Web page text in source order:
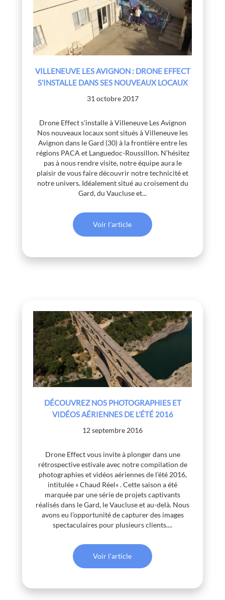
VILLENEUVE LES AVIGNON : DRONE EFFECT
S’INSTALLE DANS SES NOUVEAUX LOCAUX
31 octobre 2017
Drone Effect s’installe à Villeneuve Les Avignon
Nos nouveaux locaux sont situés à Villeneuve les
Avignon dans le Gard (30) à la frontière entre les
régions PACA et Languedoc-Roussillon. N’hésitez
pas à nous rendre visite, notre équipe aura le
plaisir de vous faire découvrir notre technicité et
notre univers. Idéalement situé au croisement du
Gard, du Vaucluse et...
Voir l'article
DÉCOUVREZ NOS PHOTOGRAPHIES ET
VIDÉOS AÉRIENNES DE L’ÉTÉ 2016
12 septembre 2016
Drone Effect vous invite à plonger dans une
rétrospective estivale avec notre compilation de
photographies et vidéos aériennes de l’été 2016,
intitulée « Chaud Réel« . Cette saison a été
marquée par une série de projets captivants
réalisés dans le Gard, le Vaucluse et au-delà. Nous
avons eu l’opportunité de capturer des images
spectaculaires pour plusieurs clients....
Voir l'article